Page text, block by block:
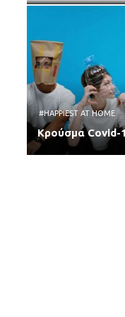
#HAPPIEST AT HOME
Κρούσμα Covid-